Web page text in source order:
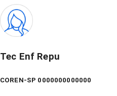
Tec Enf Repu
COREN-SP 0000000000000